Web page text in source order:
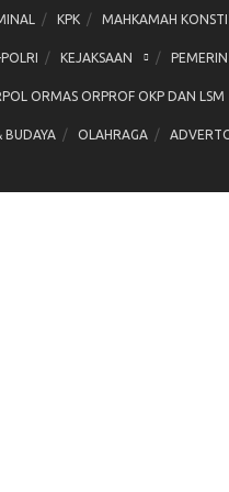
KPK MAHKAMAH
KEJAKSAAN
ORMAS ORPROF OKP DAN LSM
BUDAYA OLAHRAGA